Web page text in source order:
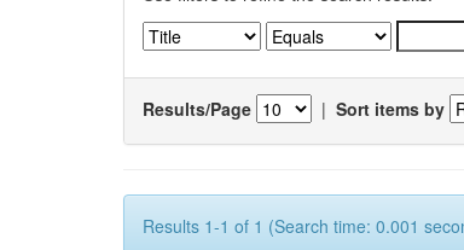
Results/Page | Sort items by
Results 1-1 of 1 (Search time: 0.001